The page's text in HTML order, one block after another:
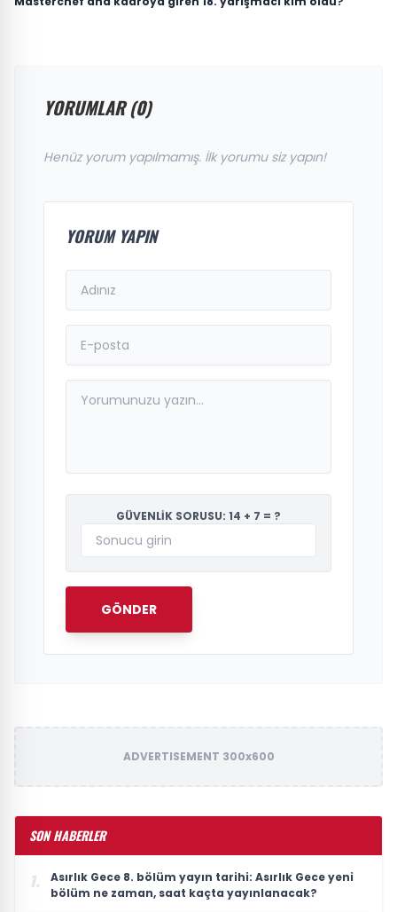
YORUMLAR (0)
Henüz yorum yapılmamış. İlk yorumu siz yapın!
YORUM YAPIN
GÜVENLİK SORUSU: 14 + 7 = ?
GÖNDER
ADVERTISEMENT 300x600
SON HABERLER
1.
Asırlık Gece 8. bölüm yayın tarihi: Asırlık Gece yeni
bölüm ne zaman, saat kaçta yayınlanacak?